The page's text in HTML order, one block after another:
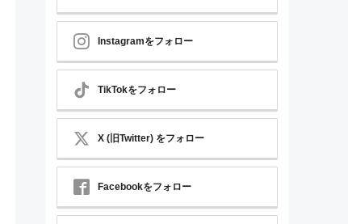
Instagramをフォロー
TikTokをフォロー
X (旧Twitter) をフォロー
Facebookをフォロー